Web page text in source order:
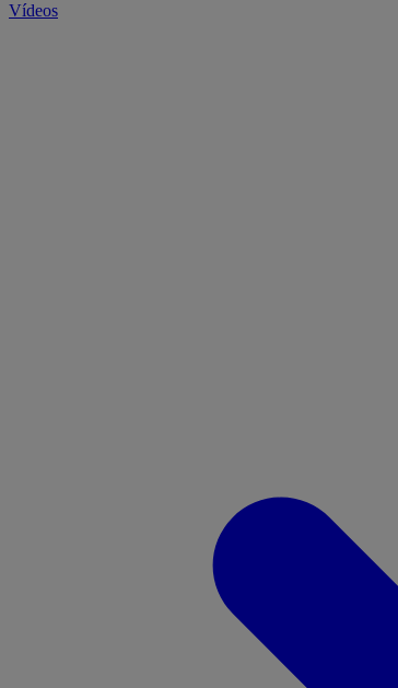
Vídeos